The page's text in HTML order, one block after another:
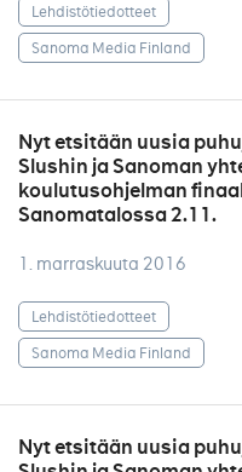
Lehdistötiedotteet
Sanoma Media Finland
Nyt etsitään uusia
Slushin ja Sanoman
koulutusohjelman
Sanomatalossa 2.11.
1. marraskuuta 2016
Lehdistötiedotteet
Sanoma Media Finland
Nyt etsitään uusia